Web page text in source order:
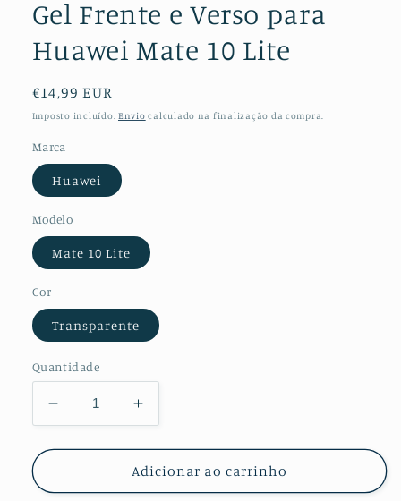
Gel Frente e Verso para
Huawei Mate 10 Lite
Preço
normal
€14,99 EUR
Imposto incluído. Envio calculado na finalização da compra.
Marca
Huawei
Modelo
Mate 10 Lite
Cor
Transparente
Quantidade
Diminuir
a
quantidade
KIT
Aumentar
a
quantidade
de
KIT
Adicionar ao carrinho